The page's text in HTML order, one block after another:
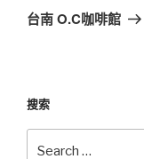
台南 O.C咖啡館
搜索